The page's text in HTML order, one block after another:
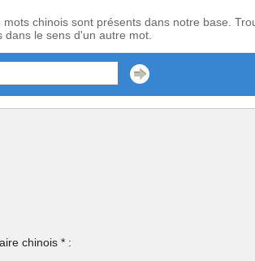
chinois sont présents dans notre base.
le sens d'un autre mot.
chinois * :